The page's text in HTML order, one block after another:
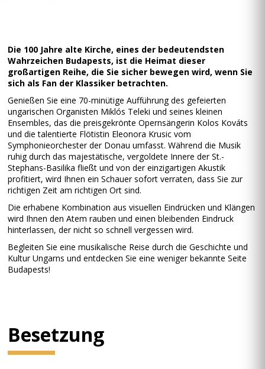
Die 100 Jahre alte Kirche, eines der bedeutendsten
Wahrzeichen Budapests, ist die Heimat dieser
großartigen Reihe, die Sie sicher bewegen wird, wenn Sie
sich als Fan der Klassiker betrachten.
Genießen Sie eine 70-minütige Aufführung des gefeierten
ungarischen Organisten Miklós Teleki und seines kleinen
Ensembles, das die preisgekrönte Opernsängerin Kolos Kováts
und die talentierte Flötistin Eleonora Krusic vom
Symphonieorchester der Donau umfasst. Während die Musik
ruhig durch das majestätische, vergoldete Innere der St.-
Stephans-Basilika fließt und von der einzigartigen Akustik
profitiert, wird Ihnen ein Schauer sofort verraten, dass Sie zur
richtigen Zeit am richtigen Ort sind.
Die erhabene Kombination aus visuellen Eindrücken und Klängen
wird Ihnen den Atem rauben und einen bleibenden Eindruck
hinterlassen, der nicht so schnell vergessen wird.
Begleiten Sie eine musikalische Reise durch die Geschichte und
Kultur Ungarns und entdecken Sie eine weniger bekannte Seite
Budapests!
Besetzung